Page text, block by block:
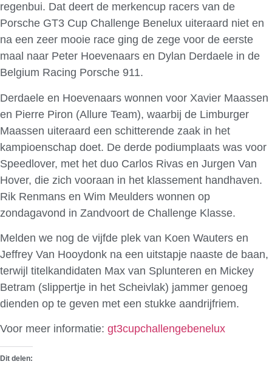
regenbui. Dat deert de merkencup racers van de
Porsche GT3 Cup Challenge Benelux uiteraard niet en
na een zeer mooie race ging de zege voor de eerste
maal naar Peter Hoevenaars en Dylan Derdaele in de
Belgium Racing Porsche 911.
Derdaele en Hoevenaars wonnen voor Xavier Maassen
en Pierre Piron (Allure Team), waarbij de Limburger
Maassen uiteraard een schitterende zaak in het
kampioenschap doet. De derde podiumplaats was voor
Speedlover, met het duo Carlos Rivas en Jurgen Van
Hover, die zich vooraan in het klassement handhaven.
Rik Renmans en Wim Meulders wonnen op
zondagavond in Zandvoort de Challenge Klasse.
Melden we nog de vijfde plek van Koen Wauters en
Jeffrey Van Hooydonk na een uitstapje naaste de baan,
terwijl titelkandidaten Max van Splunteren en Mickey
Betram (slippertje in het Scheivlak) jammer genoeg
dienden op te geven met een stukke aandrijfriem.
Voor meer informatie: gt3cupchallengebenelux
Dit delen: